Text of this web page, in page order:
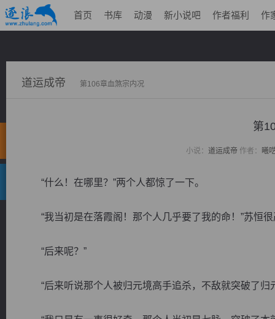
首页 书库 动漫 新小说吧 作者福利 作
道运成帝 第106章血煞宗内况
第
小说： 道运成帝 作者： 曦
“什么！在哪里？”两个人都惊了一下。
“我当初是在落霞阁！那个人几乎要了我的命！”苏恒很
“后来呢？”
“后来听说那个人被归元境高手追杀，不敌就突破了归